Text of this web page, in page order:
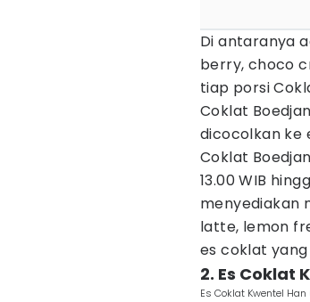
Di antaranya
berry, choco
tiap porsi
Coklat
dicocolkan ke
Coklat
13.00 WIB
menyediakan
latte, lemon
es coklat
2. Es Coklat
Es Coklat Kwentel